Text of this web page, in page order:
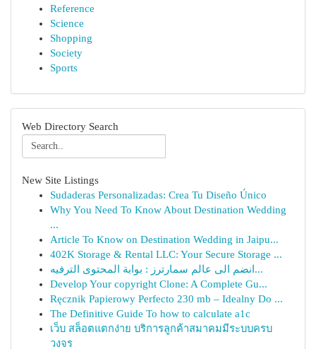
Reference
Science
Shopping
Society
Sports
Web Directory Search
New Site Listings
Sudaderas Personalizadas: Crea Tu Diseño Único
Why You Need To Know About Destination Wedding
...
Article To Know on Destination Wedding in Jaipu...
402K Storage & Rental LLC: Your Secure Storage ...
انضم الى عالم سمارترز : بوابة المحتوى الترفيه...
Develop Your copyright Clone: A Complete Gu...
Ręcznik Papierowy Perfecto 230 mb – Idealny Do ...
The Definitive Guide To how to calculate a1c
เว็บ สล็อตแตกง่าย บริการลูกค้าสมาคมมีระบบครบ
วงจร